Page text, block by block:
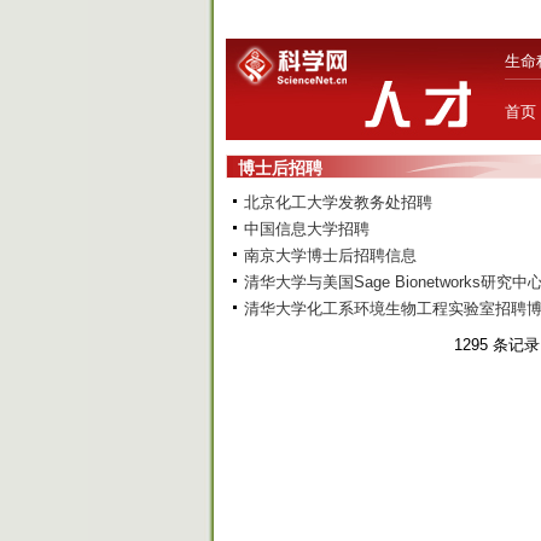
生命
首页
博士后招聘
北京化工大学发教务处招聘
中国信息大学招聘
南京大学博士后招聘信息
清华大学与美国Sage Bionetworks研究中
清华大学化工系环境生物工程实验室招聘
1295 条记